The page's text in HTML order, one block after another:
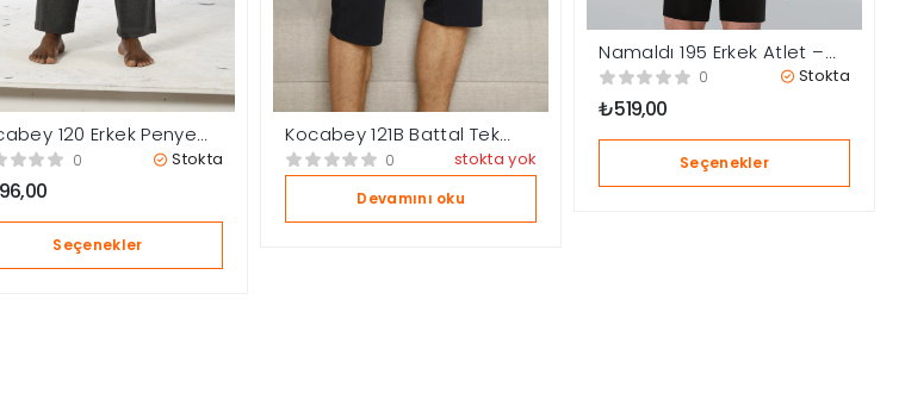
120 Erkek Penye
Altı 0 Stokta
Seçenekler
Kocabey 121B Battal Tek
Kapri Pijama Altı
0 stokta yok
Devamını oku
Namaldı 195 Erkek Atlet –
Boxer Takım
0 Stokta
₺519,00
Seçenekler